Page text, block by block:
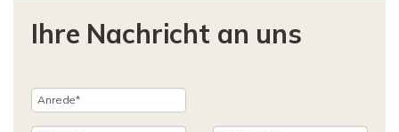
Ihre Nachricht an uns